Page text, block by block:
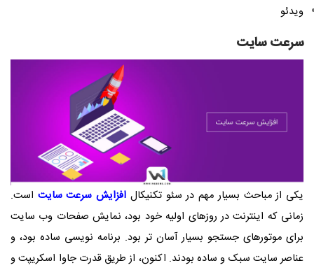
ویدئو
سرعت سایت
یکی از مباحث بسیار مهم در سئو تکنیکال افزایش سرعت سایت است.
زمانی که اینترنت در روزهای اولیه خود بود، نمایش صفحات وب سایت
برای موتورهای جستجو بسیار آسان تر بود. برنامه نویسی ساده بود، و
عناصر سایت سبک و ساده بودند. اکنون، از طریق قدرت جاوا اسکریپت و